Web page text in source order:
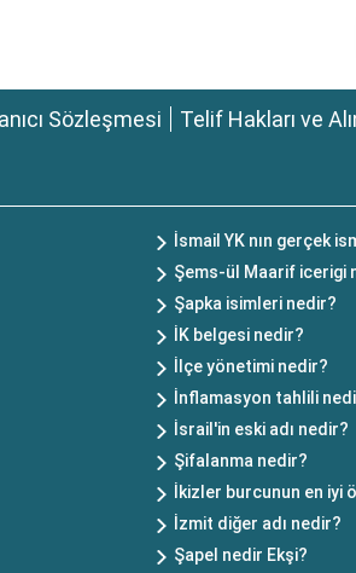
Sözleşmesi Telif Hakları ve
İsmail YK nın gerçek
Şems-ül Maarif icerigi
Şapka isimleri nedir?
İK belgesi nedir?
İlçe yönetimi nedir?
İnflamasyon tahlili
İsrail'in eski adı nedir?
Şifalanma nedir?
İkizler burcunun en iyi
İzmit diğer adı nedir?
Şapel nedir Ekşi?